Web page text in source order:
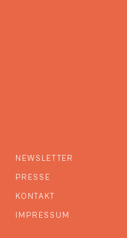
NEWSLETTER
PRESSE
KONTAKT
IMPRESSUM